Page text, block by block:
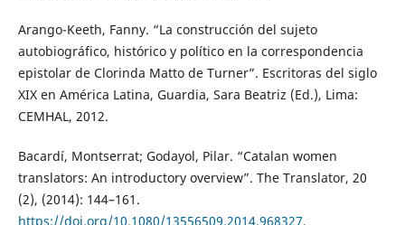
Arango-Keeth, Fanny. “La construcción del sujeto
autobiográfico, histórico y político en la correspondencia
epistolar de Clorinda Matto de Turner”. Escritoras del siglo
XIX en América Latina, Guardia, Sara Beatriz (Ed.), Lima:
CEMHAL, 2012.
Bacardí, Montserrat; Godayol, Pilar. “Catalan women
translators: An introductory overview”. The Translator, 20
(2), (2014): 144–161.
https://doi.org/10.1080/13556509.2014.968327.